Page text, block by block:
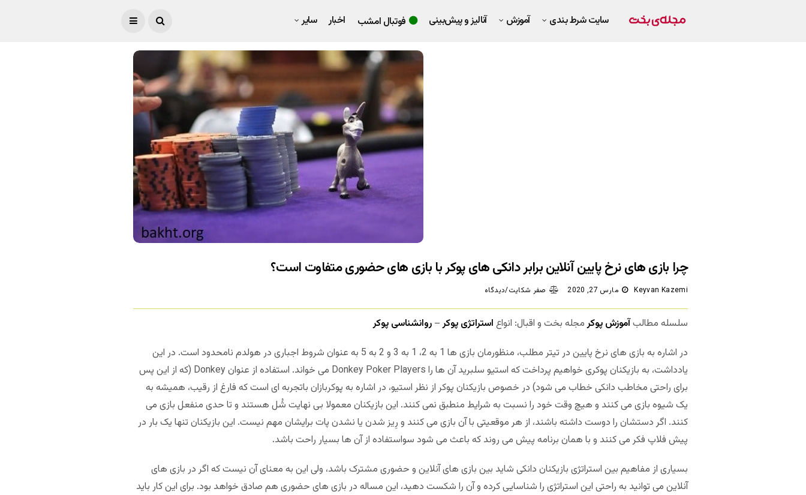
سایت شرط بندی آموزش آنالیز و پیش‌بینی فوتبال امشب اخبار سایر
چرا بازی های نرخ پایین آنلاین برابر دانکی های پوکر با بازی های حضوری متفاوت است؟
Keyvan Kazemi مارس 27, 2020 صفر شکایت/دیدگاه
سلسله مطالبآموزش پوکرمجله بخت و اقبال: انواع استراتژی پوکر– روانشناسی پوکر
در اشاره به بازی های نرخ پایین در تیتر مطلب، منظورمان بازی ها 1 به 2، 1 به 3 و 2 به 5 به عنوان شروط اجباری در هولدم نامحدود است. در این
یادداشت، به بازیکنان پوکری خواهیم پرداخت که استیو سلبرید آن ها را Donkey Poker Players می خواند. استفاده از عنوان Donkey (که از این پس
برای راحتی مخاطب دانکی خطاب می شود) در خصوص بازیکنان پوکر از نظر استیو، در اشاره به پوکربازان باتجربه ای است که فارغ از رقیب، همیشه به
یک شیوه بازی می کنند و هیچ وقت خود را نسبت به شرایط منطبق نمی کنند. این بازیکنان معمولا بی نهایت شُل هستند و تا حدی منفعل بازی می
کنند. اگر دستشان را دوست داشته باشند، از هر موقعیتی با آن بازی می کنند و رِیز شدن یا نشدن پات برایشان مهم نیست. این بازیکنان تنها یک بار در
پیش فلاپ فکر می کنند و با همان برنامه پیش می روند که باعث می شود سواستفاده از آن ها بسیار راحت باشد.
بسیاری از مفاهیم بین استراتژی بازیکنان دانکی شاید بین بازی های آنلاین و حضوری مشترک باشد، ولی این به معنای آن نیست که اگر در بازی های
آنلاین می توانید به راحتی این استراتژی را شناسایی کرده و آن را شکست دهید، این مساله در بازی های حضوری هم صادق خواهد بود. برای این کار باید